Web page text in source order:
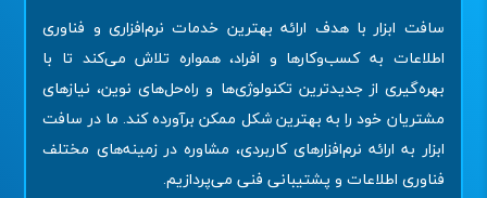
سافت ابزار با هدف ارائه بهترین خدمات نرم‌افزاری و فناوری
اطلاعات به کسب‌وکارها و افراد، همواره تلاش می‌کند تا با
بهره‌گیری از جدیدترین تکنولوژی‌ها و راه‌حل‌های نوین، نیازهای
مشتریان خود را به بهترین شکل ممکن برآورده کند. ما در سافت
ابزار به ارائه نرم‌افزارهای کاربردی، مشاوره در زمینه‌های مختلف
فناوری اطلاعات و پشتیبانی فنی می‌پردازیم.